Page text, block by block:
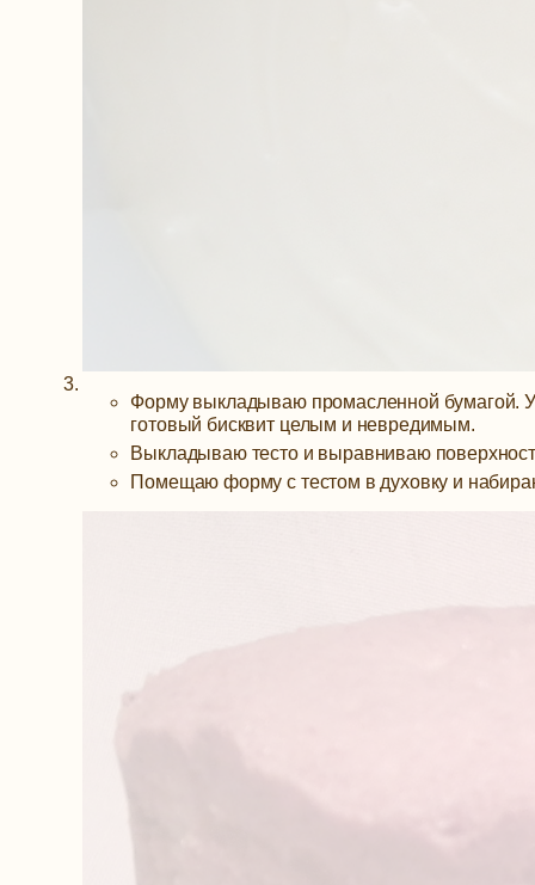
Форму выкладываю промасленной бумагой.
готовый бисквит целым и невредимым.
Выкладываю тесто и выравниваю
Помещаю форму с тестом в духовку и